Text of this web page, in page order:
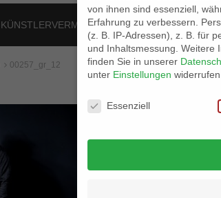
KÜNSTLERVERMITTLUNG LOCATION
 00257_gr_12
von ihnen sind essenziell,
Erfahrung zu verbessern.
(z. B. IP-Adressen), z. B. für
und Inhaltsmessung. Weitere
finden Sie in unserer
unter Einstellungen
Datenschutzeinstellungen
Essenziell